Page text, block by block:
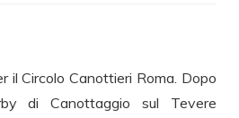
il Circolo Canottieri Roma. Dopo
di Canottaggio sul Tevere